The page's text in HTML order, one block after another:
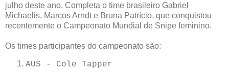
julho deste ano. Completa o time brasileiro Gabriel
Michaelis, Marcos Arndt e Bruna Patrício, que conquistou
recentemente o Campeonato Mundial de Snipe feminino.
Os times participantes do campeonato são:
AUS - Cole Tapper